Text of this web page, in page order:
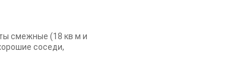
смежные (18 кв м и
соседи,